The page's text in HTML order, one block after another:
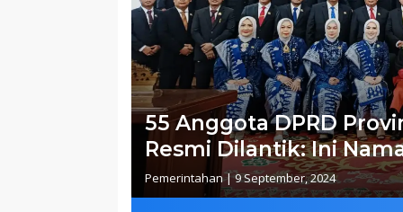
55 Anggota DPRD
Resmi Dilantik: Ini
Pemerintahan|9 September, 2024